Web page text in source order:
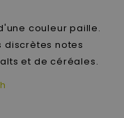
couleur paille.
discrètes notes
et de céréales.